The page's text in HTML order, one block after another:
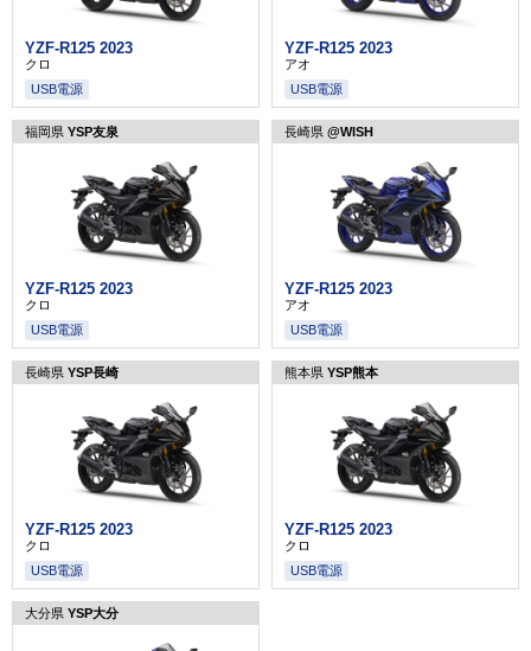
YZF-R125 2023
クロ
USB電源
YZF-R125 2023
アオ
USB電源
福岡県 YSP友泉
YZF-R125 2023
クロ
USB電源
長崎県 @WISH
YZF-R125 2023
アオ
USB電源
長崎県 YSP長崎
YZF-R125 2023
クロ
USB電源
熊本県 YSP熊本
YZF-R125 2023
クロ
USB電源
大分県 YSP大分